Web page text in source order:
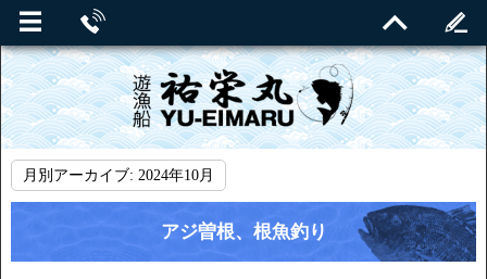
月別アーカイブ: 2024年10月
アジ曽根、根魚釣り